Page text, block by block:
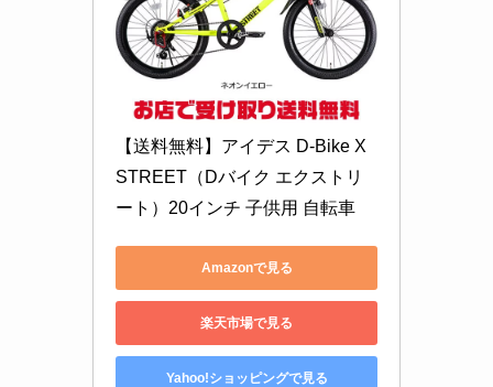
【送料無料】アイデス D-Bike X
STREET（Dバイク エクストリ
ート）20インチ 子供用 自転車
Amazonで見る
楽天市場で見る
Yahoo!ショッピングで見る